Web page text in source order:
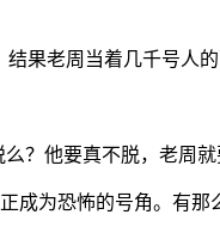
果老周当着几千号人
么？他要真不脱，老
为恐怖的号角。有